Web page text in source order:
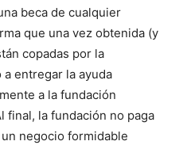
beca de cualquier
que una vez obtenida (y
copadas por la
a entregar la ayuda
a la fundación
final, la fundación no paga
negocio formidable